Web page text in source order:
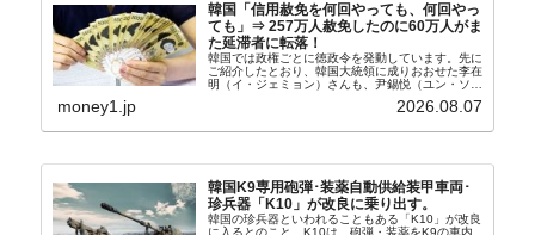
韓国「信用赦免を何回やっても、何回やっ
ても」⇒ 257万人赦免したのに60万人がま
た延滞者に転落！
韓国では政権ごとに徳政令を発動しています。先に
ご紹介したとおり、韓国大統領に成りおおせた李在
明（イ・ジェミョン）さんも、尹錫悦（ユン・ソギ
ョル）前政権が行った――「新出発基金」をバッド
バンクにして不良債権の買い取りを行い、分割償還
money1.jp 2026.08.07
韓国K9専用砲弾･装薬自動供給装甲車両･
珍兵器「K10」が改良に乗り出す。
韓国の珍兵器といわれることもある「K10」が改良
に入るとのこと。K10は、砲弾・装薬をK9の車内